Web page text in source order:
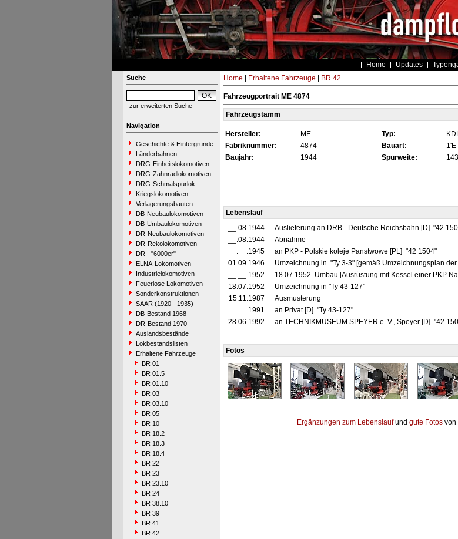
Home Updates
Suche
zur erweiterten Suche
Navigation
Geschichte & Hintergründe
Länderbahnen
DRG-Einheitslokomotiven
DRG-Zahnradlokomotiven
DRG-Schmalspurlok.
Kriegslokomotiven
Verlagerungsbauten
DB-Neubaulokomotiven
DB-Umbaulokomotiven
DR-Neubaulokomotiven
DR-Rekolokomotiven
DR - "6000er"
ELNA-Lokomotiven
Industrielokomotiven
Feuerlose Lokomotiven
Sonderkonstruktionen
SAAR (1920 - 1935)
DB-Bestand 1968
DR-Bestand 1970
Auslandsbestände
Lokbestandslisten
Erhaltene Fahrzeuge
BR 01
BR 01.5
BR 01.10
BR 03
BR 03.10
BR 05
BR 10
BR 18.2
BR 18.3
BR 18.4
BR 22
BR 23
BR 23.10
BR 24
BR 38.10
BR 39
BR 41
BR 42
Home Erhaltene Fahrzeuge BR 42
Fahrzeugportrait ME 4874
Fahrzeugstamm
Hersteller: ME Typ:
Fabriknummer:
4874 Bauart:
Baujahr:
1944 Spurweite:
Lebenslauf
__.08.1944
Auslieferung an DRB - Deutsche Reichsbahn [D] "42
__.08.1944
Abnahme
__.__.1945
an PKP - Polskie koleje Panstwowe [PL] "42 1504"
01.09.1946
Umzeichnung in "Ty 3-3" [gemäß Umzeichnungsplan
__.__.1952 - 18.07.1952 Umbau [Ausrüstung mit Kessel einer PKP
18.07.1952
Umzeichnung in "Ty 43-127"
15.11.1987
Ausmusterung
__.__.1991
an Privat [D] "Ty 43-127"
28.06.1992
an TECHNIKMUSEUM SPEYER e. V., Speyer [D] "42
Fotos
Ergänzungen zum Lebenslaufund gute Fotos von